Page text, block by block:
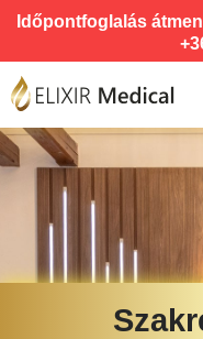
Időpontfoglalás